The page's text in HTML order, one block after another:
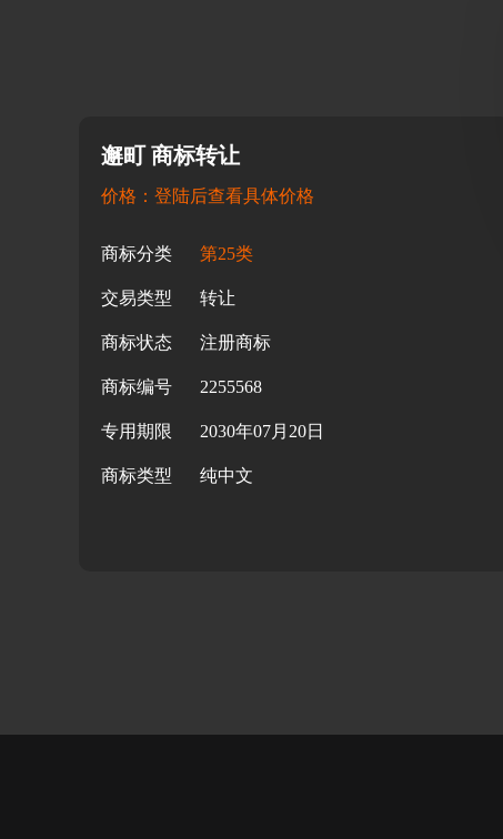
邂町 商标转让
价格：登陆后查看具体价格
商标分类 第25类
交易类型 转让
商标状态 注册商标
商标编号 2255568
专用期限 2030年07月20日
商标类型 纯中文